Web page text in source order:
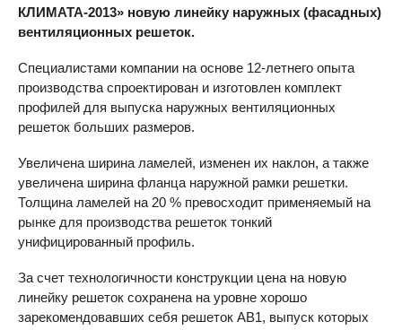
КЛИМАТА-2013» новую линейку наружных (фасадных)
вентиляционных решеток.
Специалистами компании на основе 12-летнего опыта
производства спроектирован и изготовлен комплект
профилей для выпуска наружных вентиляционных
решеток больших размеров.
Увеличена ширина ламелей, изменен их наклон, а также
увеличена ширина фланца наружной рамки решетки.
Толщина ламелей на 20 % превосходит применяемый на
рынке для производства решеток тонкий
унифицированный профиль.
За счет технологичности конструкции цена на новую
линейку решеток сохранена на уровне хорошо
зарекомендовавших себя решеток АВ1, выпуск которых